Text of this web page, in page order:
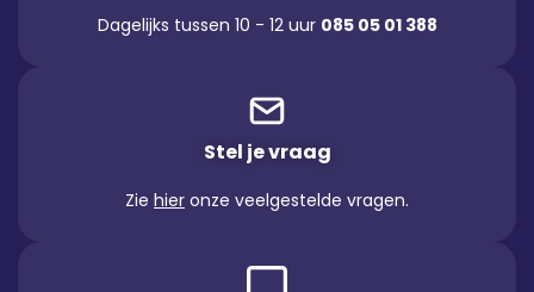
Dagelijks tussen 10 - 12 uur 085 05 01 388
Stel je vraag
Zie hier onze veelgestelde vragen.